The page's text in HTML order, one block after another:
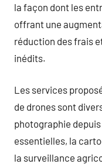
la façon dont les
offrant une
réduction des frais
inédits.
Les services
de drones sont
photographie depuis
essentielles, la
la surveillance